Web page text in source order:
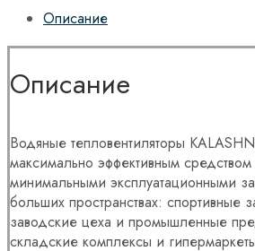
Описание
Описание
Водяные тепловентиляторы
максимально эффективным
минимальными эксплуатационными
больших пространствах: спортивные
заводские цеха и промышленные
складские комплексы и